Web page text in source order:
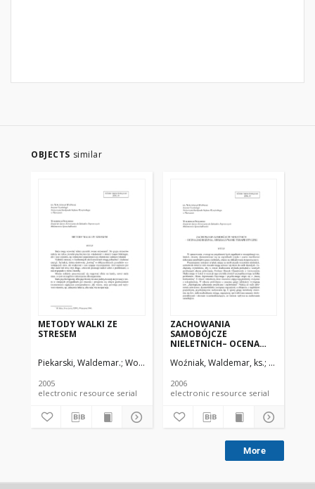
OBJECTS similar
METODY WALKI ZE
STRESEM
Piekarski, Waldemar. Woźniak, Waldemar, ks.
2005
electronic resource serial
ZACHOWANIA
SAMOBÓJCZE
NIELETNICH– OCENA
ODDZIAŁYWANIE
Woźniak, Waldemar, ks. Piekarski,
2006
electronic resource serial
More